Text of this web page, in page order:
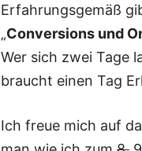
Erfahrungsgemäß
„Conversions und
Wer sich zwei Tage
braucht einen Tag
Ich freue mich auf